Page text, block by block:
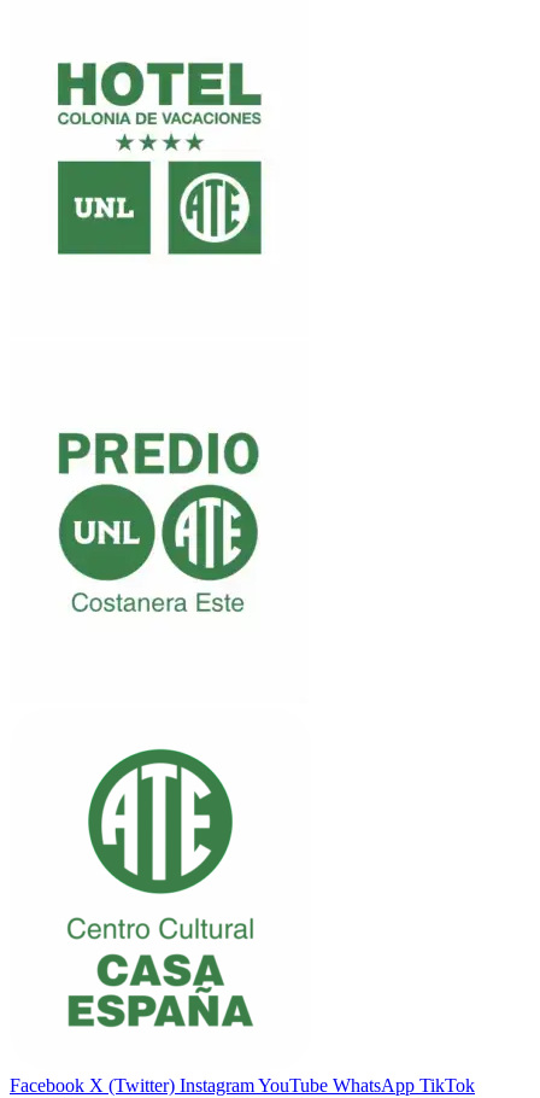
Facebook X (Twitter) InstagramYouTube WhatsApp TikTok